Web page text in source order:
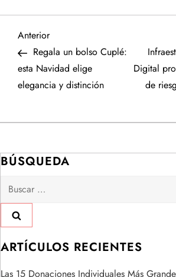
N
a
v
e
g
a
c
i
ó
Entrada
anterior
Anterior
Regala un bolso Cuplé:
esta Navidad elige
elegancia y distinción
Digital
de
BÚSQUEDA
Buscar:
ARTÍCULOS RECIENTES
Las 15 Donaciones Individuales Más